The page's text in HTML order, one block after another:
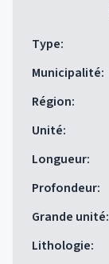
Type:
Municipalité:
Région:
Unité:
Longueur:
Profondeur:
Grande unité:
Lithologie: